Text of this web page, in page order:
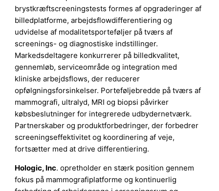
brystkræftscreeningstests formes af opgraderinger af
billedplatforme, arbejdsflowdifferentiering og
udvidelse af modalitetsporteføljer på tværs af
screenings- og diagnostiske indstillinger.
Markedsdeltagere konkurrerer på billedkvalitet,
gennemløb, serviceområde og integration med
kliniske arbejdsflows, der reducerer
opfølgningsforsinkelser. Porteføljebredde på tværs af
mammografi, ultralyd, MRI og biopsi påvirker
købsbeslutninger for integrerede udbydernetværk.
Partnerskaber og produktforbedringer, der forbedrer
screeningseffektivitet og koordinering af veje,
fortsætter med at drive differentiering.
Hologic, Inc. opretholder en stærk position gennem
fokus på mammografiplatforme og kontinuerlig